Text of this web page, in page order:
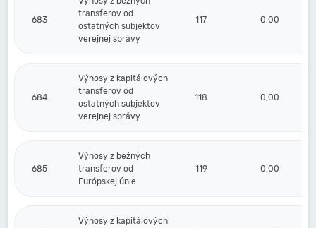
683
transferov od
ostatných subjektov
verejnej správy
117 0,00
684
Výnosy z kapitálových
transferov od
ostatných subjektov
verejnej správy
118 0,00
685
Výnosy z bežných
transferov od
Európskej únie
119 0,00
Výnosy z kapitálových